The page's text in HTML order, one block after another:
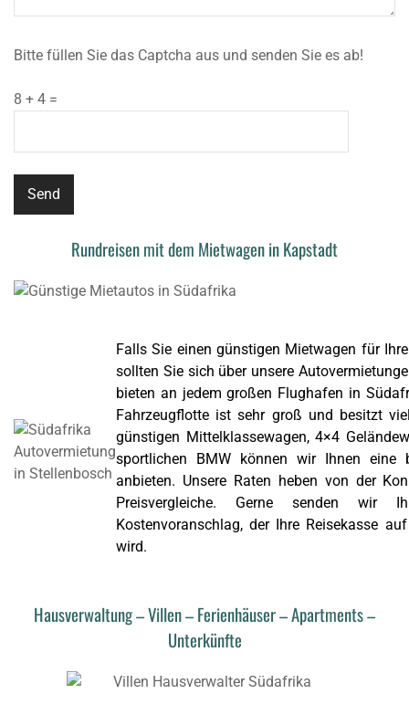
Bitte füllen Sie das Captcha aus und senden Sie es ab!
8 + 4 =
Rundreisen mit dem Mietwagen in Kapstadt
Falls Sie einen günstigen Mietwagen für
sollten Sie sich über unsere
bieten an jedem großen Flughafen in
Fahrzeugflotte ist sehr groß und besitzt
günstigen Mittelklassewagen, 4×4
sportlichen BMW können wir Ihnen eine
anbieten. Unsere Raten heben von der
Preisvergleiche. Gerne senden wir
Kostenvoranschlag, der Ihre Reisekasse
wird.
Hausverwaltung – Villen – Ferienhäuser – Apartments –
Unterkünfte